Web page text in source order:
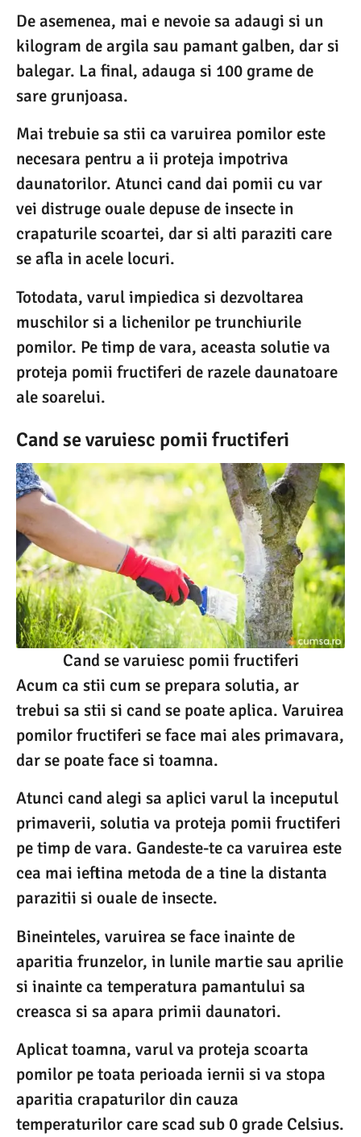
De asemenea, mai e nevoie sa adaugi si un
kilogram de argila sau pamant galben, dar si
balegar. La final, adauga si 100 grame de
sare grunjoasa.
Mai trebuie sa stii ca varuirea pomilor este
necesara pentru a ii proteja impotriva
daunatorilor. Atunci cand dai pomii cu var
vei distruge ouale depuse de insecte in
crapaturile scoartei, dar si alti paraziti care
se afla in acele locuri.
Totodata, varul impiedica si dezvoltarea
muschilor si a lichenilor pe trunchiurile
pomilor. Pe timp de vara, aceasta solutie va
proteja pomii fructiferi de razele daunatoare
ale soarelui.
Cand se varuiesc pomii fructiferi
Cand se varuiesc pomii fructiferi
Acum ca stii cum se prepara solutia, ar
trebui sa stii si cand se poate aplica. Varuirea
pomilor fructiferi se face mai ales primavara,
dar se poate face si toamna.
Atunci cand alegi sa aplici varul la inceputul
primaverii, solutia va proteja pomii fructiferi
pe timp de vara. Gandeste-te ca varuirea este
cea mai ieftina metoda de a tine la distanta
parazitii si ouale de insecte.
Bineinteles, varuirea se face inainte de
aparitia frunzelor, in lunile martie sau aprilie
si inainte ca temperatura pamantului sa
creasca si sa apara primii daunatori.
Aplicat toamna, varul va proteja scoarta
pomilor pe toata perioada iernii si va stopa
aparitia crapaturilor din cauza
temperaturilor care scad sub 0 grade Celsius.